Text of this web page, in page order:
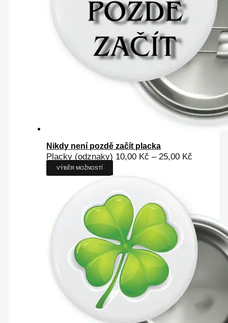
Nikdy není pozdě začít placka
Placky (odznaky) 10,00 Kč – 25,00 Kč
VÝBĚR MOŽNOSTÍ